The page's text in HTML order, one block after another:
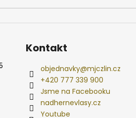
Kontakt
objednavky@mjczlin.cz
+420 777 339 900
Jsme na Facebooku
nadhernevlasy.cz
Youtube